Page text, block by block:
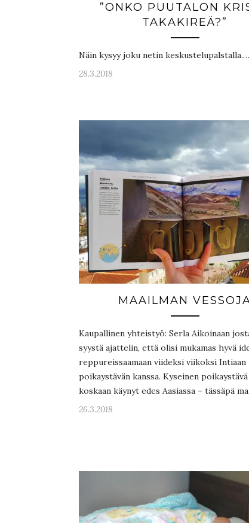
”ONKO PUUTALON
TAKAKIREÄ?”
Näin kysyy joku netin keskustelupalstalla.…
28.3.2018
MAAILMAN
Kaupallinen yhteistyö: Serla Aikoinaan
syystä ajattelin, että olisi mukamas hyvä
reppureissaamaan viideksi viikoksi Intiaan
poikaystävän kanssa. Kyseinen
koskaan käynyt edes Aasiassa – tässäpä
26.3.2018